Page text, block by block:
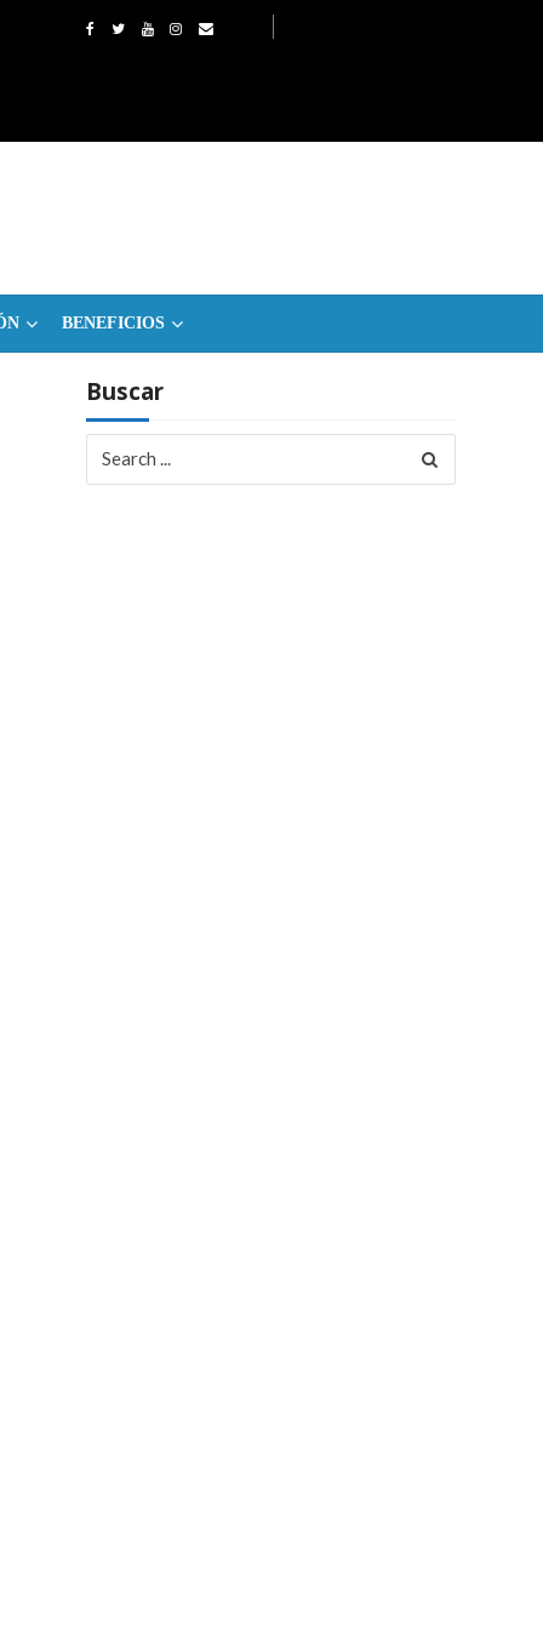
BENEFICIOS
Buscar
for: